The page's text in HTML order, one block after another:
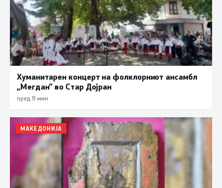
Хуманитарен концерт на фолклорниот ансамбл
„Мегдан” во Стар Дојран
пред 9 мин.
МАКЕДОНИЈА